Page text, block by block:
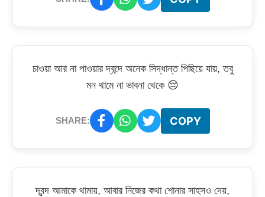
চাওয়া আর না পাওয়ার দ্বন্দে অনেক সিদ্ধান্ত পিছিয়ে যায়, তবু
মন থামে না ভাবনা থেকে 😔
SHARE: COPY
দ্বন্দ আমাকে থামায়, আবার নিজের কথা শোনার সাহসও দেয়,